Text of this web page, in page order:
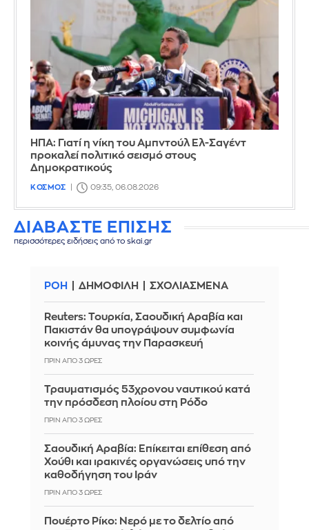
ΗΠΑ: Γιατί η νίκη του Αμπντούλ Ελ-Σαγέντ
προκαλεί πολιτικό σεισμό στους
Δημοκρατικούς
ΚΟΣΜΟΣ 09:35, 06.08.2026
ΔΙΑΒΑΣΤΕ ΕΠΙΣΗΣ
περισσότερες ειδήσεις από το skai.gr
ΡΟΗ ΔΗΜΟΦΙΛΗ ΣΧΟΛΙΑΣΜΕΝΑ
Reuters: Τουρκία, Σαουδική Αραβία και
Πακιστάν θα υπογράψουν συμφωνία
κοινής άμυνας την Παρασκευή
ΠΡΙΝ ΑΠΌ 3 ΏΡΕΣ
Τραυματισμός 53χρονου ναυτικού κατά
την πρόσδεση πλοίου στη Ρόδο
ΠΡΙΝ ΑΠΌ 3 ΏΡΕΣ
Σαουδική Αραβία: Επίκειται επίθεση από
Χούθι και ιρακινές οργανώσεις υπό την
καθοδήγηση του Ιράν
ΠΡΙΝ ΑΠΌ 3 ΏΡΕΣ
Πουέρτο Ρίκο: Νερό με το δελτίο από